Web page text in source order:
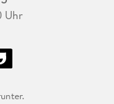
Uhr